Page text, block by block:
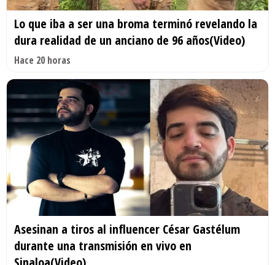
Lo que iba a ser una broma terminó revelando la
dura realidad de un anciano de 96 años(Video)
Hace 20 horas
Asesinan a tiros al influencer César Gastélum
durante una transmisión en vivo en